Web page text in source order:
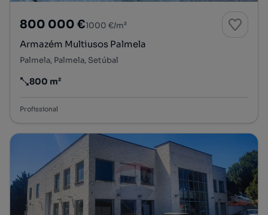
800 000 €1000 €/m²
Armazém Multiusos Palmela
Palmela, Palmela, Setúbal
Preço por metro quadrado
800 m²
Profissional